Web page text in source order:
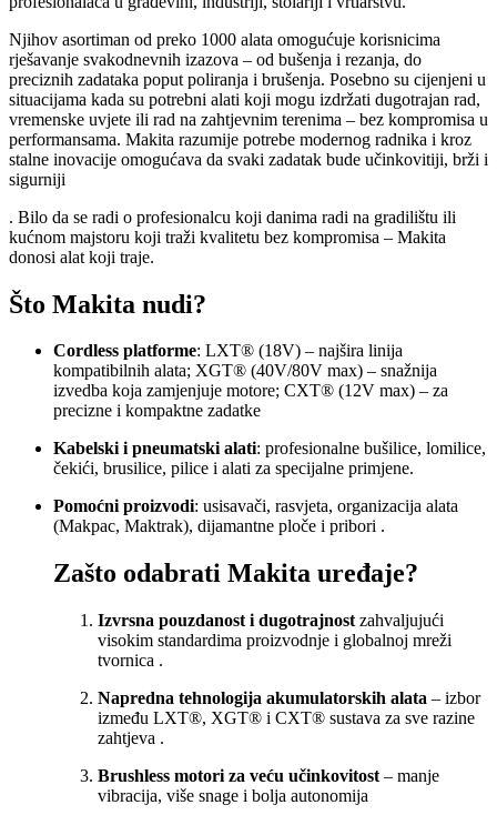
Njihov asortiman od preko 1000 alata omogućuje korisnicima
rješavanje svakodnevnih izazova – od bušenja i rezanja, do
preciznih zadataka poput poliranja i brušenja. Posebno su cijenjeni u
situacijama kada su potrebni alati koji mogu izdržati dugotrajan rad,
vremenske uvjete ili rad na zahtjevnim terenima – bez kompromisa u
performansama. Makita razumije potrebe modernog radnika i kroz
stalne inovacije omogućava da svaki zadatak bude učinkovitiji, brži i
sigurniji
. Bilo da se radi o profesionalcu koji danima radi na gradilištu ili
kućnom majstoru koji traži kvalitetu bez kompromisa – Makita
donosi alat koji traje.
Što Makita nudi?
Cordless platforme: LXT® (18V) – najšira linija
kompatibilnih alata; XGT® (40V/80V max) – snažnija
izvedba koja zamjenjuje motore; CXT® (12V max) – za
precizne i kompaktne zadatke
Kabelski i pneumatski alati: profesionalne bušilice, lomilice,
čekići, brusilice, pilice i alati za specijalne primjene.
Pomoćni proizvodi: usisavači, rasvjeta, organizacija alata
(Makpac, Maktrak), dijamantne ploče i pribori .
Zašto odabrati Makita uređaje?
Izvrsna pouzdanost i dugotrajnost zahvaljujući
visokim standardima proizvodnje i globalnoj mreži
tvornica .
Napredna tehnologija akumulatorskih alata – izbor
između LXT®, XGT® i CXT® sustava za sve razine
zahtjeva .
Brushless motori za veću učinkovitost – manje
vibracija, više snage i bolja autonomija